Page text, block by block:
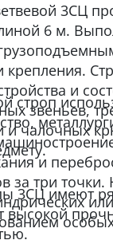
3СЦ
6 м.
и
звеньев,
и чалочных
строп
и
за три
3СЦ имеют
высокой